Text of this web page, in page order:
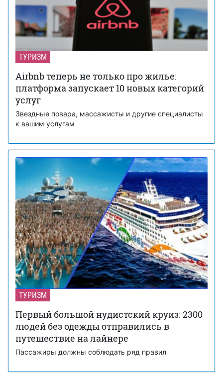
ТУРИЗМ
Airbnb теперь не только про жилье:
платформа запускает 10 новых категорий
услуг
Звездные повара, массажисты и другие специалисты
к вашим услугам
ТУРИЗМ
Первый большой нудистский круиз: 2300
людей без одежды отправились в
путешествие на лайнере
Пассажиры должны соблюдать ряд правил